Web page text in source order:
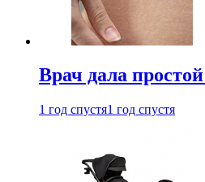
Врач дала
1 год спустя1 год спустя